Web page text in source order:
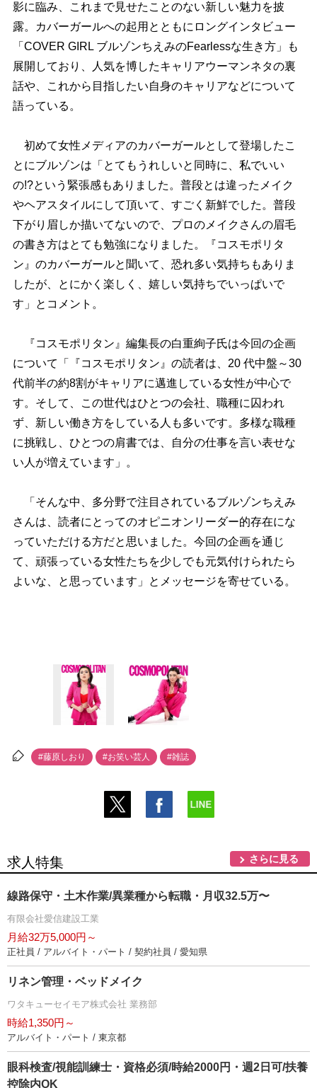
影に臨み、これまで見せたことのない新しい魅力を披
露。カバーガールへの起用とともにロングインタビュー
「COVER GIRL ブルゾンちえみのFearlessな生き方」も
展開しており、人気を博したキャリアウーマンネタの裏
話や、これから目指したい自身のキャリアなどについて
語っている。
初めて女性メディアのカバーガールとして登場したこ
とにブルゾンは「とてもうれしいと同時に、私でいい
の!?という緊張感もありました。普段とは違ったメイク
ヘアスタイルにして頂いて、すごく新鮮でした。普段
下がり眉しか描いてないので、プロのメイクさんの眉毛
の書き方はとても勉強になりました。『コスモポリタ
ン』のカバーガールと聞いて、恐れ多い気持ちもありま
したが、とにかく楽しく、嬉しい気持ちでいっぱいで
す」とコメント。
『コスモポリタン』編集長の白重絢子氏は今回の企画
について「『コスモポリタン』の読者は、20 代中盤～30
代前半の約8割がキャリアに邁進している女性が中心で
す。そして、この世代はひとつの会社、職種に囚われ
ず、新しい働き方をしている人も多いです。多様な職種
に挑戦し、ひとつの肩書では、自分の仕事を言い表せな
い人が増えています」。
「そんな中、多分野で注目されているブルゾンちえみ
さんは、読者にとってのオピニオンリーダー的存在にな
っていただける方だと思いました。今回の企画を通じ
て、頑張っている女性たちを少しでも元気付けられたら
よいな、と思っています」とメッセージを寄せている。
#藤原しおり #お笑い芸人 #雑誌
求人特集 さらに見る
線路保守・土木作業/異業種から転職・月収32.5万〜
有限会社愛信建設工業
月給32万5,000円～
正社員 / アルバイト・パート / 契約社員 / 愛知県
リネン管理・ベッドメイク
ワタキューセイモア株式会社 業務部
時給1,350円～
アルバイト・パート / 東京都
眼科検査/視能訓練士・資格必須/時給2000円・週2日可/扶養
控除内OK